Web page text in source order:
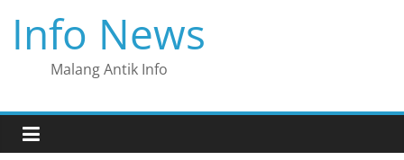
content
Info News
Malang Antik Info